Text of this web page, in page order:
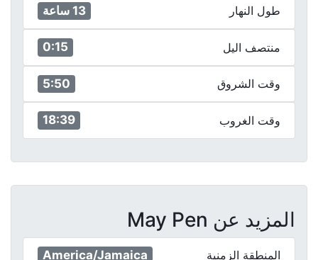
طول النهار 13 ساعة
منتصف اليل 0:15
وقت الشروق 5:50
وقت الغروب 18:39
المزيد عن May Pen
المنطقة الزمنية America/Jamaica